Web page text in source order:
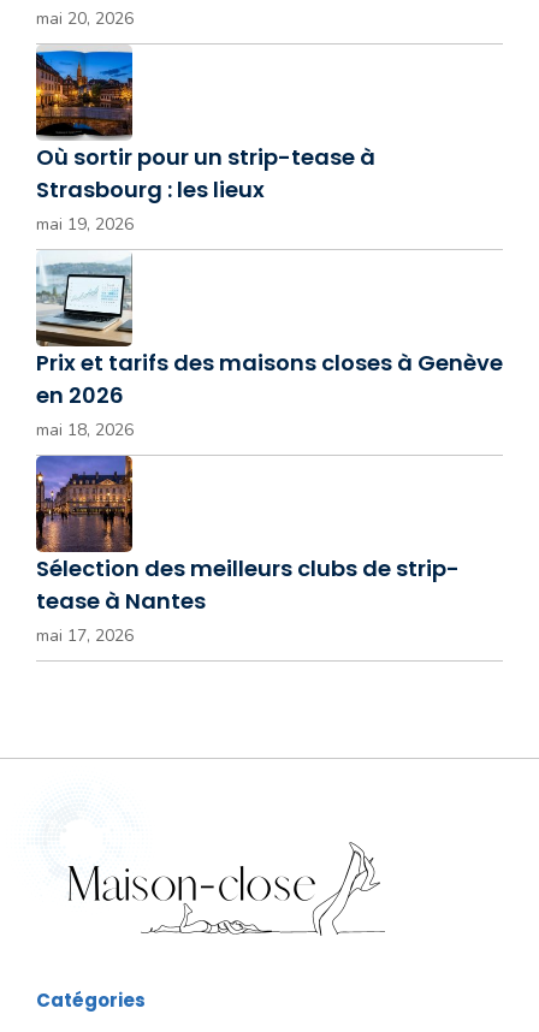
mai 20, 2026
Où sortir pour un strip-tease à
Strasbourg : les lieux
mai 19, 2026
Prix et tarifs des maisons closes à Genève
en 2026
mai 18, 2026
Sélection des meilleurs clubs de strip-
tease à Nantes
mai 17, 2026
Catégories